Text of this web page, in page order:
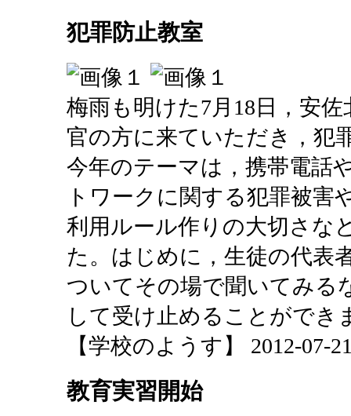
犯罪防止教室
梅雨も明けた7月18日，安
官の方に来ていただき，犯
今年のテーマは，携帯電話
トワークに関する犯罪被害
利用ルール作りの大切さな
た。はじめに，生徒の代表
ついてその場で聞いてみる
して受け止めることができ
【学校のようす】 2012-07-
教育実習開始